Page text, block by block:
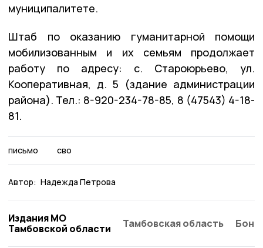
муниципалитете.
Штаб по оказанию гуманитарной помощи
мобилизованным и их семьям продолжает
работу по адресу: с. Староюрьево, ул.
Кооперативная, д. 5 (здание администрации
района). Тел.: 8-920-234-78-85, 8 (47543) 4-18-
81.
письмо сво
Автор: Надежда Петрова
Издания МО
Тамбовской области
Тамбовская область